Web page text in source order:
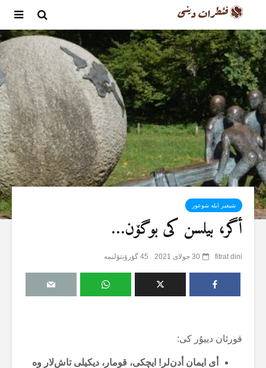
شیعیر ایلە شوعور
أگر، بیلسن کی بوگۆن…
fitrat dini 30 جولای 2021 45 گؤرۆنتۆلنمە
قورئان دییۇر کی:
أی ایمان أدن‌لر! ایچکی، قومار، دیکیلی تاش‌لار وە